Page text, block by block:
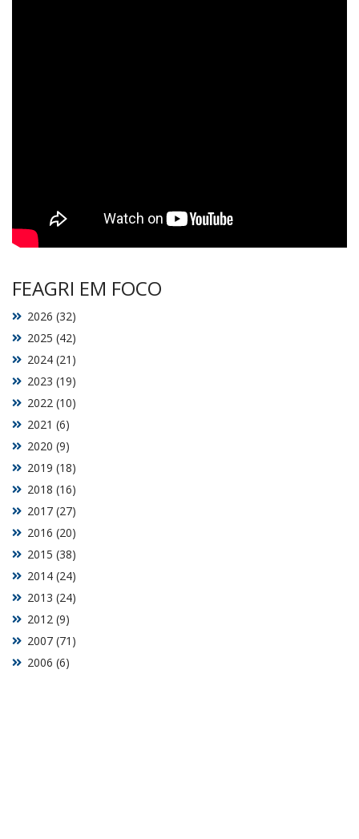
FEAGRI EM FOCO
2006 (6)
2007 (71)
2012 (9)
2013 (24)
2014 (24)
2015 (38)
2016 (20)
2017 (27)
2018 (16)
2019 (18)
2020 (9)
2021 (6)
2022 (10)
2023 (19)
2024 (21)
2025 (42)
2026 (32)